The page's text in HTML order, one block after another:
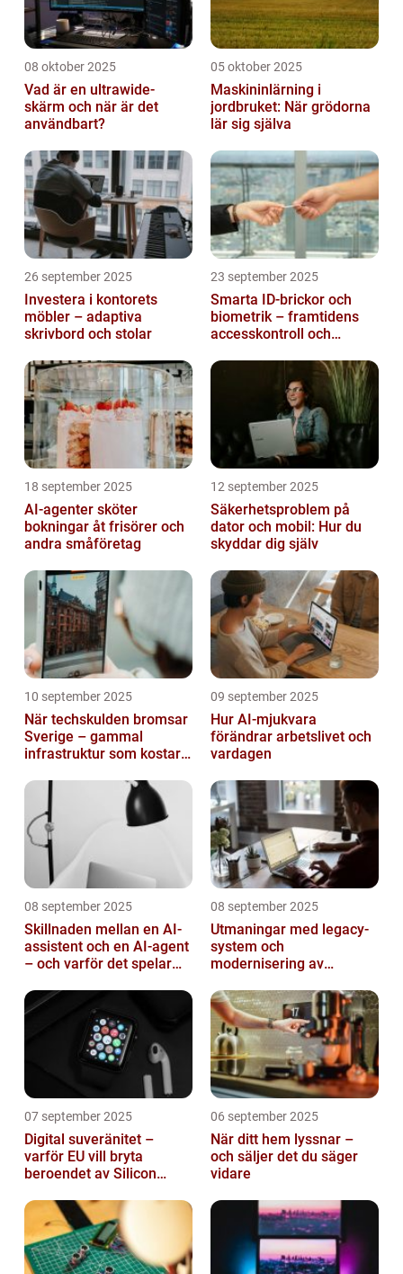
08 oktober 2025
Vad är en ultrawide-
skärm och när är det
användbart?
05 oktober 2025
Maskininlärning i
jordbruket: När grödorna
lär sig själva
26 september 2025
Investera i kontorets
möbler – adaptiva
skrivbord och stolar
23 september 2025
Smarta ID-brickor och
biometrik – framtidens
accesskontroll och
18 september 2025
AI-agenter sköter
bokningar åt frisörer och
andra småföretag
12 september 2025
Säkerhetsproblem på
dator och mobil: Hur du
skyddar dig själv
10 september 2025
När techskulden bromsar
Sverige – gammal
infrastruktur som kostar
09 september 2025
Hur AI-mjukvara
förändrar arbetslivet och
vardagen
08 september 2025
Skillnaden mellan en AI-
assistent och en AI-agent
– och varför det spelar
08 september 2025
Utmaningar med legacy-
system och
modernisering av
07 september 2025
Digital suveränitet –
varför EU vill bryta
beroendet av Silicon
06 september 2025
När ditt hem lyssnar –
och säljer det du säger
vidare